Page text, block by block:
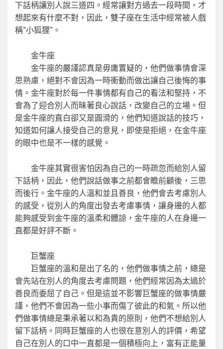
下話柄讓別人說三道四。經常讓對方過去一段時間，才
想起來有什麼不對，因此，雙子座在生活中經常被人戲
稱“小狐狸”。
金牛座
金牛座的嚴謹認真是毋庸置疑的，他們做事情會深
思熟慮，絕對不會因為一時衝動而做出讓自己後悔的事
情。金牛座對於每一件事情都有自己的看法和堅持，不
會為了迎合別人而昧著良心說話，改變自己的立場。但
是金牛座的直白卻又是圓滑的，他們知道說話的技巧，
知道如何讓人接受自己的意見，即使是拒絕，在金牛座
的眼中也是不一樣的感覺。
金牛座其實很害怕因為自己的一時疏忽而給別人留
下話柄，因此，他們說話做事之前都會瞻前顧後，三思
而後行。金牛座的人溫和並且善良，他們會去考慮別人
的感受，從別人的角度出發去考慮事情，讓身邊的人都
能夠感受到金牛座的溫柔和體諒，金牛座的人在身邊一
直都是好評不斷。
巨蟹座
巨蟹座的溫和是出了名的，他們做事情之前，總是
會先站在別人的角度去考慮問題，他們經常因為太過於
善良而委屈了自己。但是這並不影響巨蟹座的做事情嚴
謹，他們不會因為一些小事而傷了彼此的和氣。所以他
們做事情總是秉承著以和為貴的原則，他們不想給別人
留下話柄。同時巨蟹座的人也很在意別人的評價，希望
自己在別人的口中一直都是一個積極向上，富有正能量